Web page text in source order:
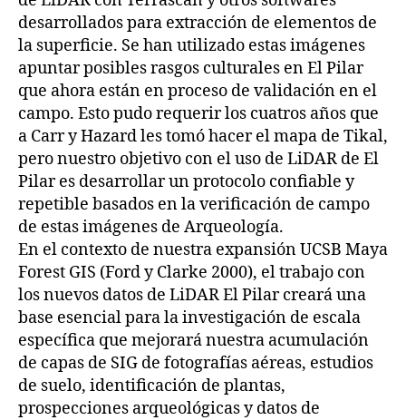
desarrollados para extracción de elementos de
la superficie. Se han utilizado estas imágenes
apuntar posibles rasgos culturales en El Pilar
que ahora están en proceso de validación en el
campo. Esto pudo requerir los cuatros años que
a Carr y Hazard les tomó hacer el mapa de Tikal,
pero nuestro objetivo con el uso de LiDAR de El
Pilar es desarrollar un protocolo confiable y
repetible basados en la verificación de campo
de estas imágenes de Arqueología.
En el contexto de nuestra expansión UCSB Maya
Forest GIS (Ford y Clarke 2000), el trabajo con
los nuevos datos de LiDAR El Pilar creará una
base esencial para la investigación de escala
específica que mejorará nuestra acumulación
de capas de SIG de fotografías aéreas, estudios
de suelo, identificación de plantas,
prospecciones arqueológicas y datos de